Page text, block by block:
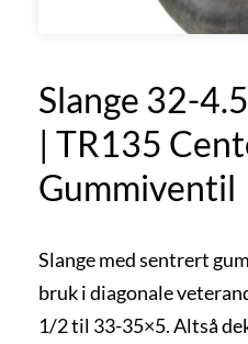
Slange 32-
| TR135
Gummiventil
Slange med sentrert
bruk i diagonale
1/2 til 33-35×5. Altså